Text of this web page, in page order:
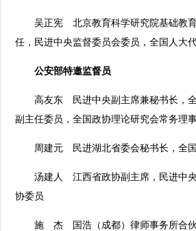
吴正宪 北京教育科学研究院基础教育
任，民进中央监督委员会委员，全国人大
公安部特邀监督员
高友东 民进中央副主席兼秘书长，全
副主任委员，全国政协理论研究会常务理
周建元 民进湖北省委会秘书长，全国
汤建人 江西省政协副主席，民进中央
协委员
施 杰 国浩（成都）律师事务所合伙